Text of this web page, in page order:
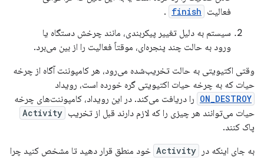
فعالیت finish
.
سیستم به دلیل تغییر پیکربندی، مانند چرخش دستگاه یا
ورود به حالت چند پنجره‌ای، موقتاً فعالیت را از بین می‌برد.
وقتی اکتیویتی به حالت تخریب‌شده می‌رود، هر کامپوننت آگاه از چرخه
حیات که به چرخه حیات اکتیویتی گره خورده است، رویداد
ON_DESTROY را دریافت می‌کند. در این رویداد، کامپوننت‌های چرخه
حیات می‌توانند هر چیزی را که لازم دارند قبل از تخریب Activity
پاک کنند.
به جای اینکه در
Activity خود منطق قرار دهید تا مشخص کنید چرا